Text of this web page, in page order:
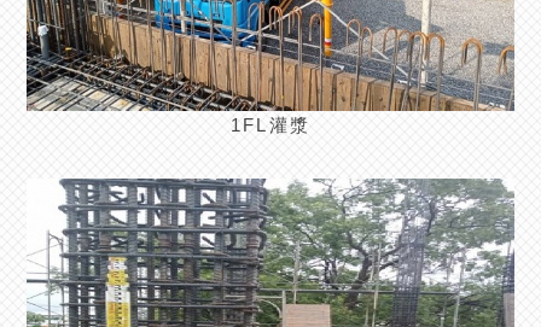
1FL灌漿